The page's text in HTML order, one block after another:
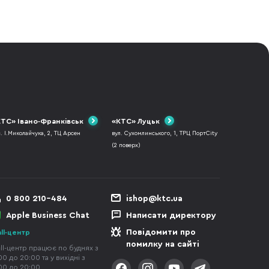
Івано-Франківськ
І.Миколайчука, 2, ТЦ Арсен
«КТС» Луцьк
вул. Сухомлинського, 1, ТРЦ ПортCity
(2 поверх)
0 800 210-484
Apple Business Chat
центр
центр працює по буднях з
до 20:00 та у вихідні з
до 20:00
ishop@ktc.ua
Написати директору
Повідомити про
помилку на сайті